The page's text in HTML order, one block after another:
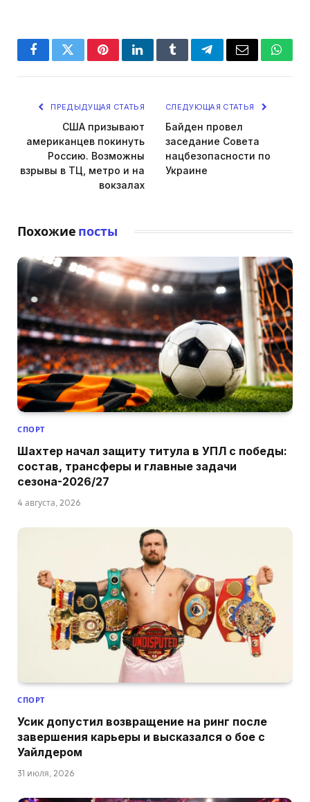
FacebookTwitterPinterestLinkedInTumblrTelegramEmail
ПРЕДЫДУЩАЯ СТАТЬЯ
США призывают
американцев покинуть
Россию. Возможны
взрывы в ТЦ, метро и на
вокзалах
СЛЕДУЮЩАЯ СТАТЬЯ
Байден провел
заседание Совета
нацбезопасности по
Украине
Похожие посты
СПОРТ
Шахтер начал защиту титула в УПЛ с победы:
состав, трансферы и главные задачи
сезона-2026/27
4 августа, 2026
СПОРТ
Усик допустил возвращение на ринг после
завершения карьеры и высказался о бое с
Уайлдером
31 июля, 2026